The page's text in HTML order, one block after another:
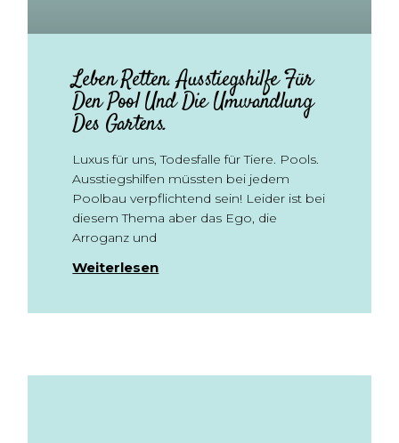
Leben Retten. Ausstiegshilfe Für
Den Pool Und Die Umwandlung
Des Gartens.
Luxus für uns, Todesfalle für Tiere. Pools.
Ausstiegshilfen müssten bei jedem
Poolbau verpflichtend sein! Leider ist bei
diesem Thema aber das Ego, die
Arroganz und
Weiterlesen